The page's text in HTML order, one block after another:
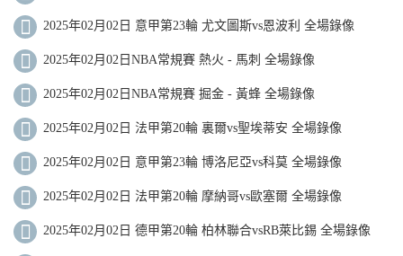
2025年02月02日 意甲第23輪 尤文圖斯vs恩波利 全場錄像
2025年02月02日NBA常規賽 熱火 - 馬刺 全場錄像
2025年02月02日NBA常規賽 掘金 - 黃蜂 全場錄像
2025年02月02日 法甲第20輪 裏爾vs聖埃蒂安 全場錄像
2025年02月02日 意甲第23輪 博洛尼亞vs科莫 全場錄像
2025年02月02日 法甲第20輪 摩納哥vs歐塞爾 全場錄像
2025年02月02日 德甲第20輪 柏林聯合vsRB萊比錫 全場錄像